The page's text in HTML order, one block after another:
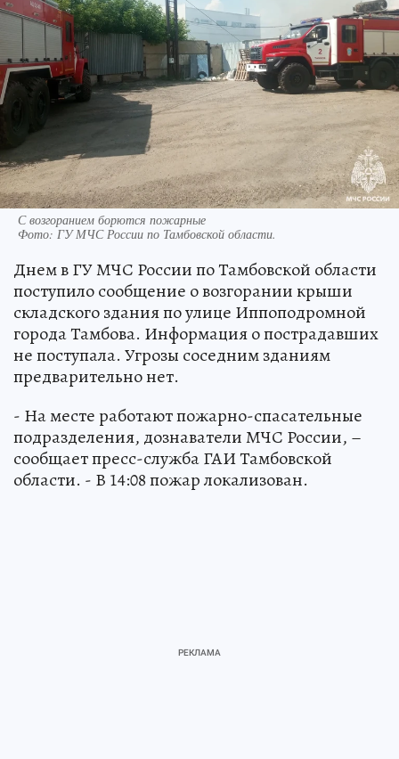
С возгоранием борются пожарные
Фото: ГУ МЧС России по Тамбовской области.
Днем в ГУ МЧС России по Тамбовской области
поступило сообщение о возгорании крыши
складского здания по улице Иппоподромной
города Тамбова. Информация о пострадавших
не поступала. Угрозы соседним зданиям
предварительно нет.
- На месте работают пожарно-спасательные
подразделения, дознаватели МЧС России, –
сообщает пресс-служба ГАИ Тамбовской
области. - В 14:08 пожар локализован.